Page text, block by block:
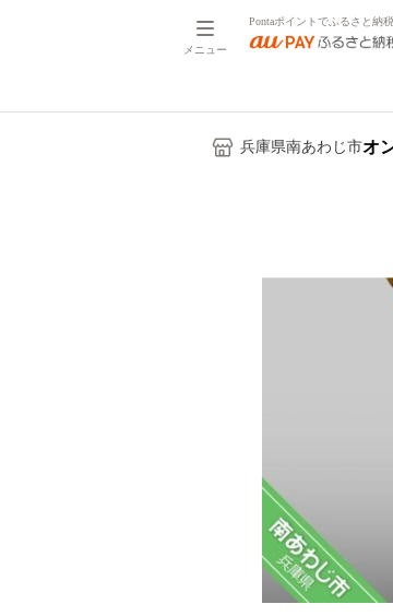
メニュー
Pontaポイントでふるさと納税
兵庫県南あわじ市オ